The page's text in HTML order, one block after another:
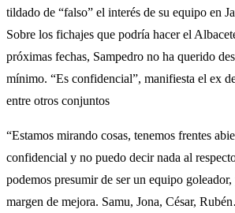
tildado de “falso” el interés de su equipo en
Sobre los fichajes que podría hacer el
próximas fechas, Sampedro no ha querido
mínimo. “Es confidencial”, manifiesta el ex
entre otros conjuntos
“Estamos mirando cosas, tenemos frentes
confidencial y no puedo decir nada al
podemos presumir de ser un equipo
margen de mejora. Samu, Jona, César,